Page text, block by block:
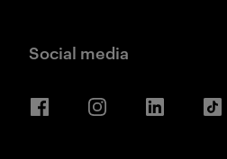
Social media